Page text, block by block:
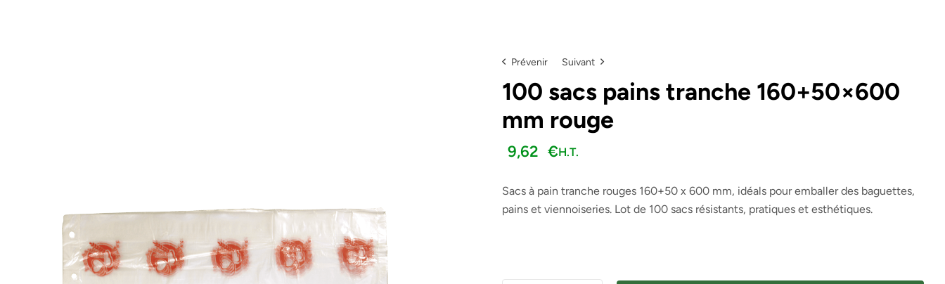
Prévenir
8,26€H.T.
Suivant
7,30€H.T.
100 sacs pains tranche 160+50×600
mm rouge
9,62 €H.T.
Sacs à pain tranche rouges 160+50 x 600 mm, idéals pour emballer des baguettes,
pains et viennoiseries. Lot de 100 sacs résistants, pratiques et esthétiques.